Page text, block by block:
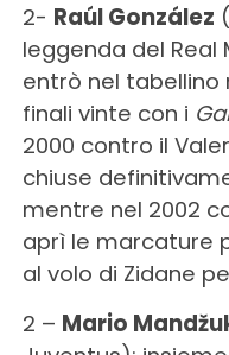
2- Raúl González
leggenda del Real
entrò nel tabellino
finali vinte con i
2000 contro il
chiuse
mentre nel 2002
aprì le marcature
al volo di Zidane
2 – Mario